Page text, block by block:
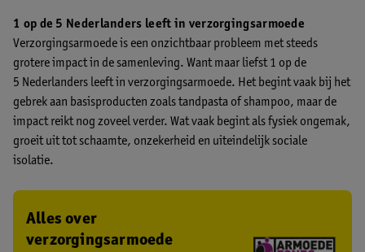
1 op de 5 Nederlanders leeft in verzorgingsarmoede
Verzorgingsarmoede is een onzichtbaar probleem met steeds
grotere impact in de samenleving. Want maar liefst 1 op de
5 Nederlanders leeft in verzorgingsarmoede. Het begint vaak bij het
gebrek aan basisproducten zoals tandpasta of shampoo, maar de
impact reikt nog zoveel verder. Wat vaak begint als fysiek ongemak,
groeit uit tot schaamte, onzekerheid en uiteindelijk sociale
isolatie.
Alles over
verzorgingsarmoede